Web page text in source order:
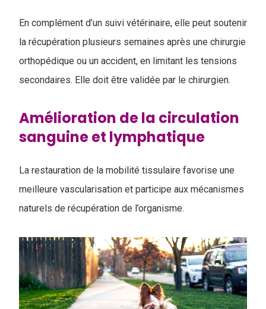
En complément d’un suivi vétérinaire, elle peut soutenir
la récupération plusieurs semaines après une chirurgie
orthopédique ou un accident, en limitant les tensions
secondaires. Elle doit être validée par le chirurgien.
Amélioration de la circulation
sanguine et lymphatique
La restauration de la mobilité tissulaire favorise une
meilleure vascularisation et participe aux mécanismes
naturels de récupération de l’organisme.